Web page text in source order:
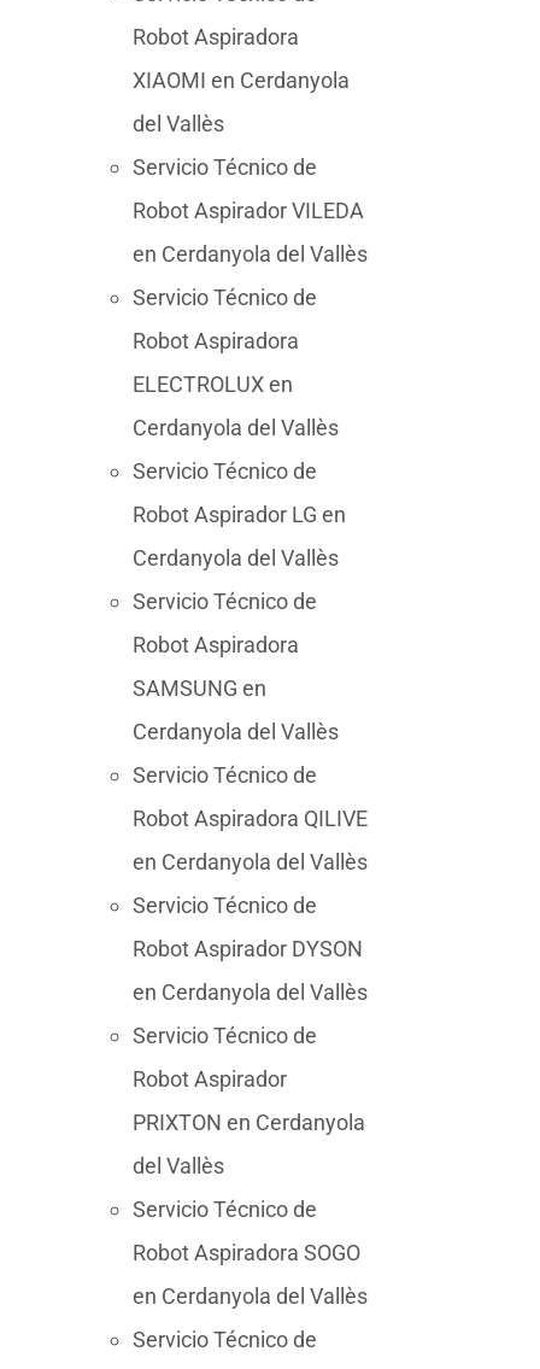
Robot Aspiradora
XIAOMI en Cerdanyola
del Vallès
Servicio Técnico de
Robot Aspirador VILEDA
en Cerdanyola del Vallès
Servicio Técnico de
Robot Aspiradora
ELECTROLUX en
Cerdanyola del Vallès
Servicio Técnico de
Robot Aspirador LG en
Cerdanyola del Vallès
Servicio Técnico de
Robot Aspiradora
SAMSUNG en
Cerdanyola del Vallès
Servicio Técnico de
Robot Aspiradora QILIVE
en Cerdanyola del Vallès
Servicio Técnico de
Robot Aspirador DYSON
en Cerdanyola del Vallès
Servicio Técnico de
Robot Aspirador
PRIXTON en Cerdanyola
del Vallès
Servicio Técnico de
Robot Aspiradora SOGO
en Cerdanyola del Vallès
Servicio Técnico de